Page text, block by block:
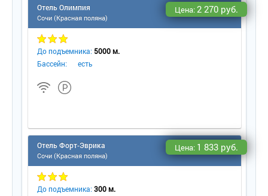
Отель Олимпия
Сочи (Красная поляна)
Цена:2 270 руб.
До подъемника: 5000 м.
Бассейн:
есть
Отель Форт-Эврика
Сочи (Красная поляна)
Цена: 1 833 руб.
До подъемника: 300 м.